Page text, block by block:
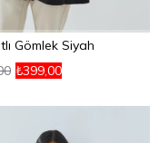
Gömlek Siyah
₺399,00